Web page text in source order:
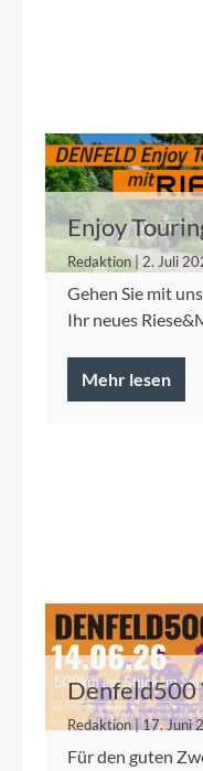
Enjoy
Redaktion | 2. Juli
Gehen Sie mit
Ihr neues
Mehr lesen
Denfeld500
2026 für
Redaktion | 17. Juni
Für den guten